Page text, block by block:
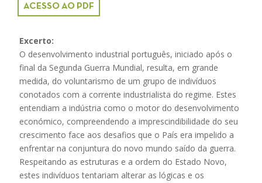
ACESSO AO PDF
Excerto:
O desenvolvimento industrial português, iniciado após o
final da Segunda Guerra Mundial, resulta, em grande
medida, do voluntarismo de um grupo de indivíduos
conotados com a corrente industrialista do regime. Estes
entendiam a indústria como o motor do desenvolvimento
económico, compreendendo a imprescindibilidade do seu
crescimento face aos desafios que o País era impelido a
enfrentar na conjuntura do novo mundo saído da guerra.
Respeitando as estruturas e a ordem do Estado Novo,
estes indivíduos tentariam alterar as lógicas e os